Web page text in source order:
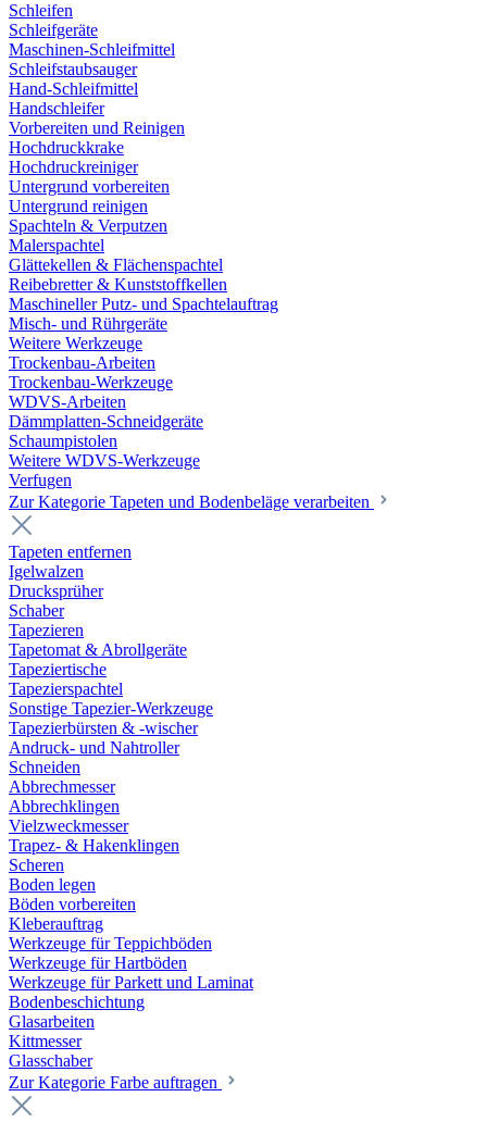
Schleifen
Schleifgeräte
Maschinen-Schleifmittel
Schleifstaubsauger
Hand-Schleifmittel
Handschleifer
Vorbereiten und Reinigen
Hochdruckkrake
Hochdruckreiniger
Untergrund vorbereiten
Untergrund reinigen
Spachteln & Verputzen
Malerspachtel
Glättekellen & Flächenspachtel
Reibebretter & Kunststoffkellen
Maschineller Putz- und Spachtelauftrag
Misch- und Rührgeräte
Weitere Werkzeuge
Trockenbau-Arbeiten
Trockenbau-Werkzeuge
WDVS-Arbeiten
Dämmplatten-Schneidgeräte
Schaumpistolen
Weitere WDVS-Werkzeuge
Verfugen
Zur Kategorie Tapeten und Bodenbeläge verarbeiten
Tapeten entfernen
Igelwalzen
Drucksprüher
Schaber
Tapezieren
Tapetomat & Abrollgeräte
Tapeziertische
Tapezierspachtel
Sonstige Tapezier-Werkzeuge
Tapezierbürsten & -wischer
Andruck- und Nahtroller
Schneiden
Abbrechmesser
Abbrechklingen
Vielzweckmesser
Trapez- & Hakenklingen
Scheren
Boden legen
Böden vorbereiten
Kleberauftrag
Werkzeuge für Teppichböden
Werkzeuge für Hartböden
Werkzeuge für Parkett und Laminat
Bodenbeschichtung
Glasarbeiten
Kittmesser
Glasschaber
Zur Kategorie Farbe auftragen